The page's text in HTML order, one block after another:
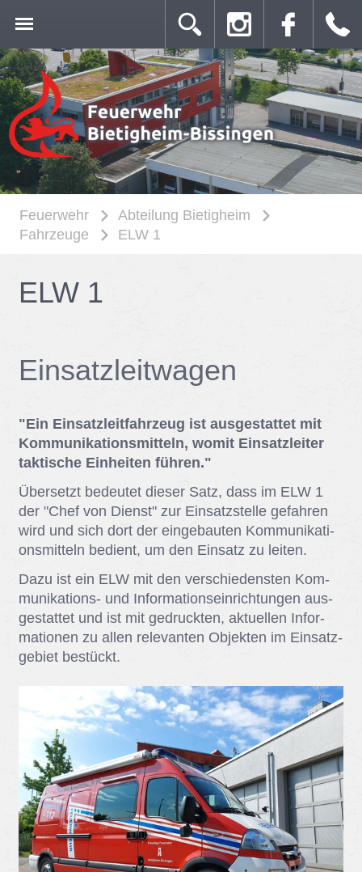
Feuerwehr
Abteilung Bietigheim
Fahrzeuge
ELW 1
ELW 1
Ein­satz­leit­wa­gen
"Ein Einsatzleitfahrzeug ist ausgestattet mit
Kommunikationsmitteln, womit Einsatzleiter
taktische Einheiten führen."
Über­setzt be­deu­tet die­ser Satz, dass im ELW 1
der "Chef von Dienst" zur Ein­satz­stel­le ge­fah­ren
wird und sich dort der ein­ge­bau­ten Kom­mu­ni­ka­ti­
ons­mit­teln be­dient, um den Ein­satz zu lei­ten.
Dazu ist ein ELW mit den ver­schie­dens­ten Kom­
mu­ni­ka­ti­ons- und In­for­ma­ti­ons­ein­rich­tun­gen aus­
ge­stat­tet und ist mit ge­druck­ten, ak­tu­el­len In­for­
ma­tio­nen zu al­len re­le­van­ten Ob­jek­ten im Ein­satz­
ge­biet be­stückt.